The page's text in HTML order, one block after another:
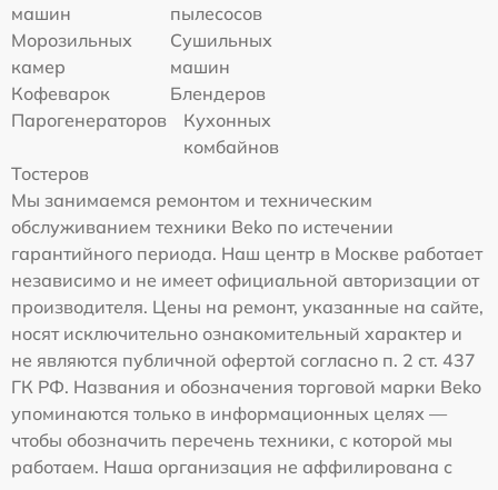
машин
пылесосов
Морозильных
камер
Сушильных
машин
Кофеварок
Блендеров
Парогенераторов
Кухонных
комбайнов
Тостеров
Мы занимаемся ремонтом и техническим
обслуживанием техники Beko по истечении
гарантийного периода. Наш центр в Москве работает
независимо и не имеет официальной авторизации от
производителя. Цены на ремонт, указанные на сайте,
носят исключительно ознакомительный характер и
не являются публичной офертой согласно п. 2 ст. 437
ГК РФ. Названия и обозначения торговой марки Beko
упоминаются только в информационных целях —
чтобы обозначить перечень техники, с которой мы
работаем. Наша организация не аффилирована с